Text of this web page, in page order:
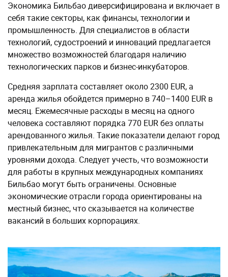
Экономика Бильбао диверсифицирована и включает в
себя такие секторы, как финансы, технологии и
промышленность. Для специалистов в области
технологий, судостроений и инноваций предлагается
множество возможностей благодаря наличию
технологических парков и бизнес-инкубаторов.
Средняя зарплата составляет около 2300 EUR, а
аренда жилья обойдется примерно в 740–1400 EUR в
месяц. Ежемесячные расходы в месяц на одного
человека составляют порядка 770 EUR без оплаты
арендованного жилья. Такие показатели делают город
привлекательным для мигрантов с различными
уровнями дохода. Следует учесть, что возможности
для работы в крупных международных компаниях
Бильбао могут быть ограничены. Основные
экономические отрасли города ориентированы на
местный бизнес, что сказывается на количестве
вакансий в больших корпорациях.